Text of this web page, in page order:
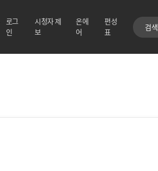
로그
인
시청자 제
보
온에
어
편성
표
검색어